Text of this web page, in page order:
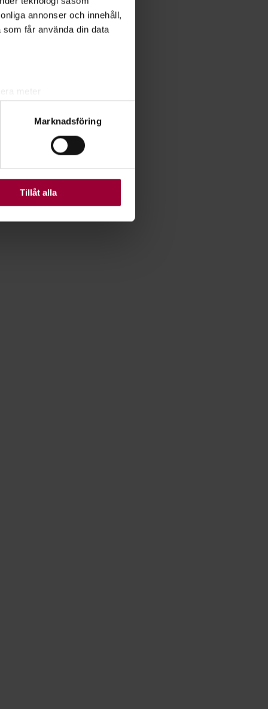
annonser och innehåll,
får använda din data
. Du kan ändra
Vissa kakor är
Marknadsföring
Tillåt alla